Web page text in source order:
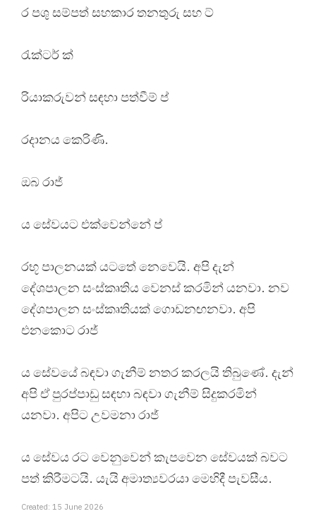
ර පශු සම්පත් සහකාර තනතුරු සහ ට්
රැක්ටර් ක්
රියාකරුවන් සඳහා පත්වීම් ප්
රදානය කෙරිණි.
ඔබ රාජ්
ය සේවයට එක්වෙන්නේ ප්
රභූ පාලනයක් යටතේ නෙවෙයි. අපි දැන්
දේශපාලන සංස්කෘතිය වෙනස් කරමින් යනවා. නව
දේශපාලන සංස්කෘතියක් ගොඩනඟනවා. අපි
එනකොට රාජ්
ය සේවයේ බඳවා ගැනීම් නතර කරලයි තිබුණේ. දැන්
අපි ඒ පුරප්පාඩු සඳහා බඳවා ගැනීම් සිදුකරමින්
යනවා. අපිට උවමනා රාජ්
ය සේවය රට වෙනුවෙන් කැපවෙන සේවයක් බවට
පත් කිරීමටයි. යැයි අමාත්‍යවරයා මෙහිදී පැවසීය.
Created: 15 June 2026